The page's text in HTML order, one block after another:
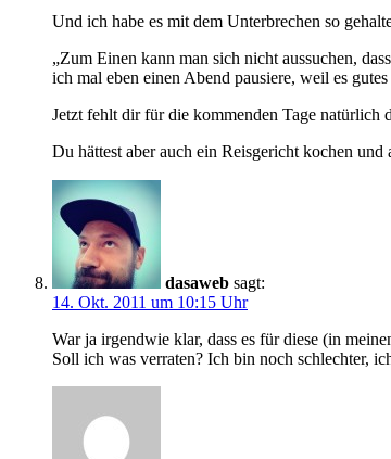
Und ich habe es mit dem Unterbrechen so
„Zum Einen kann man sich nicht aussuchen,
ich mal eben einen Abend pausiere, weil es gutes
Jetzt fehlt dir für die kommenden Tage natürlich
Du hättest aber auch ein Reisgericht kochen
dasaweb sagt:
14. Okt. 2011 um 10:15 Uhr
War ja irgendwie klar, dass es für diese (in
Soll ich was verraten? Ich bin noch schlechter,